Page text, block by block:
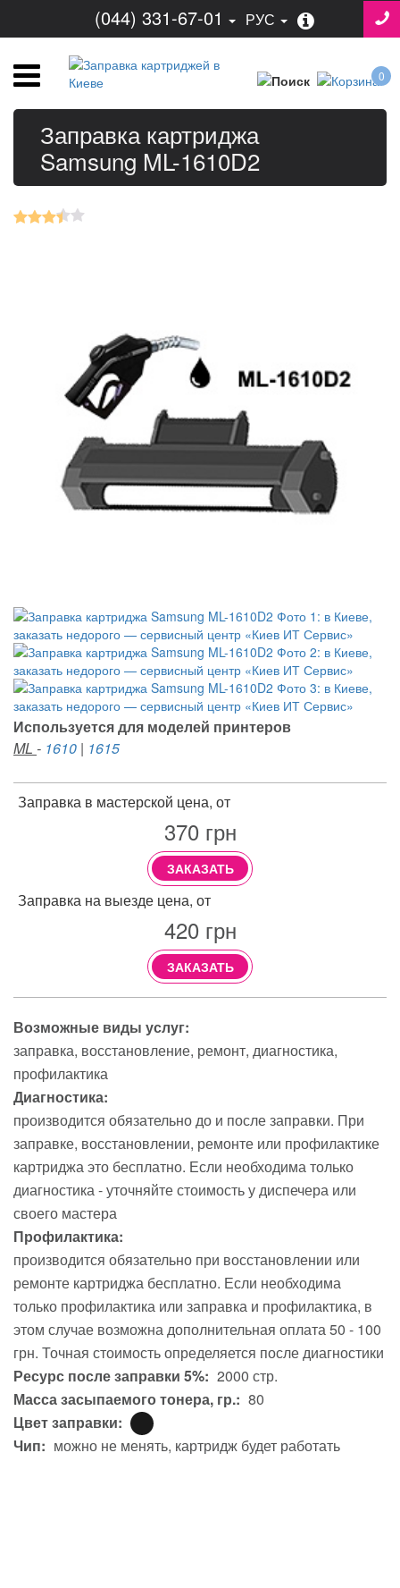
(044) 331-67-01 РУС
0
Заправка картриджа
Samsung ML-1610D2
Используется для моделей принтеров
ML - 1610 | 1615
Заправка в мастерской цена, от
370грн
ЗАКАЗАТЬ
Заправка на выезде цена, от
420грн
ЗАКАЗАТЬ
Возможные виды услуг:
заправка восстановление ремонт диагностика
профилактика
Диагностика:
производится обязательно до и после заправки. При
заправке, восстановлении, ремонте или профилактике
картриджа это бесплатно. Если необходима только
диагностика - уточняйте стоимость у диспечера или
своего мастера
Профилактика:
производится обязательно при восстановлении или
ремонте картриджа бесплатно. Если необходима
только профилактика или заправка и профилактика, в
этом случае возможна дополнительная оплата 50 - 100
грн. Точная стоимость определяется после диагностики
Ресурс после заправки 5%: 2000 стр.
Масса засыпаемого тонера, гр.: 80
Цвет заправки:
Чип: можно не менять, картридж будет работать